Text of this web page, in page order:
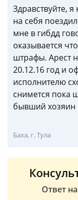
Здравствуйте,
на себя
мне в гибдд
оказывается
штрафы. Арест
20.12.16 год и
исполнителю
снимется пока
бывший хозяин
Баха, г. Тула
Ответ